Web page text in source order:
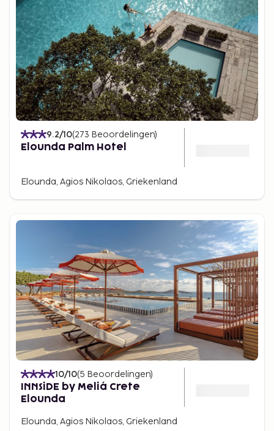
9.2/10(273 Beoordelingen)
Elounda Palm Hotel
Elounda, Agios Nikolaos, Griekenland
10/10(5 Beoordelingen)
INNSiDE by Meliá Crete
Elounda
Elounda, Agios Nikolaos, Griekenland